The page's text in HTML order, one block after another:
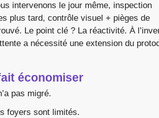
intervenons le jour même, inspection
plus tard, contrôle visuel + pièges de
Le point clé ? La réactivité. À
a nécessité une extension du
économiser
pas migré.
foyers sont limités.